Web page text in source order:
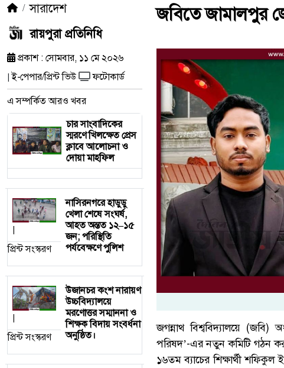
সারাদেশ
রায়পুরা প্রতিনিধি
প্রকাশ : সোমবার, ১১ মে ২০২৬
| ই-পেপার/প্রিন্ট ভিউ
ফটোকার্ড
এ সম্পর্কিত আরও খবর
চার সাংবাদিকের
স্মরণে খিলক্ষেত প্রেস
ক্লাবে আলোচনা ও
দোয়া মাহফিল
প্রিন্ট সংস্করণ
নাসিরনগরে হাডুডু
খেলা শেষে সংঘর্ষ,
আহত অন্তত ১২–১৫
জন; পরিস্থিতি
পর্যবেক্ষণে পুলিশ
|
প্রিন্ট সংস্করণ
উজানচর কংশ নারায়ণ
উচ্চবিদ্যালয়ে
মরণোত্তর সম্মাননা ও
শিক্ষক বিদায় সংবর্ধনা
অনুষ্ঠিত।
জবিতে জামালপুর
জগন্নাথ বিশ্ববিদ্যালয়ে (জবি)
পরিষদ’-এর নতুন কমিটি গঠন
১৬তম ব্যাচের শিক্ষার্থী শফিকুল